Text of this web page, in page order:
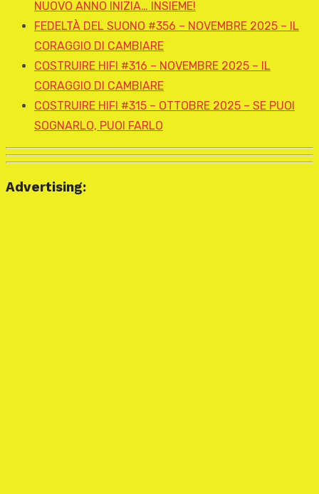
NUOVO ANNO INIZIA… INSIEME!
FEDELTÀ DEL SUONO #356 – NOVEMBRE 2025 – IL
CORAGGIO DI CAMBIARE
COSTRUIRE HIFI #316 – NOVEMBRE 2025 – IL
CORAGGIO DI CAMBIARE
COSTRUIRE HIFI #315 – OTTOBRE 2025 – SE PUOI
SOGNARLO, PUOI FARLO
Advertising: